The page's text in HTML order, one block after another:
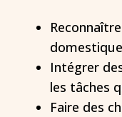
Intégrer
les tâches
Faire des